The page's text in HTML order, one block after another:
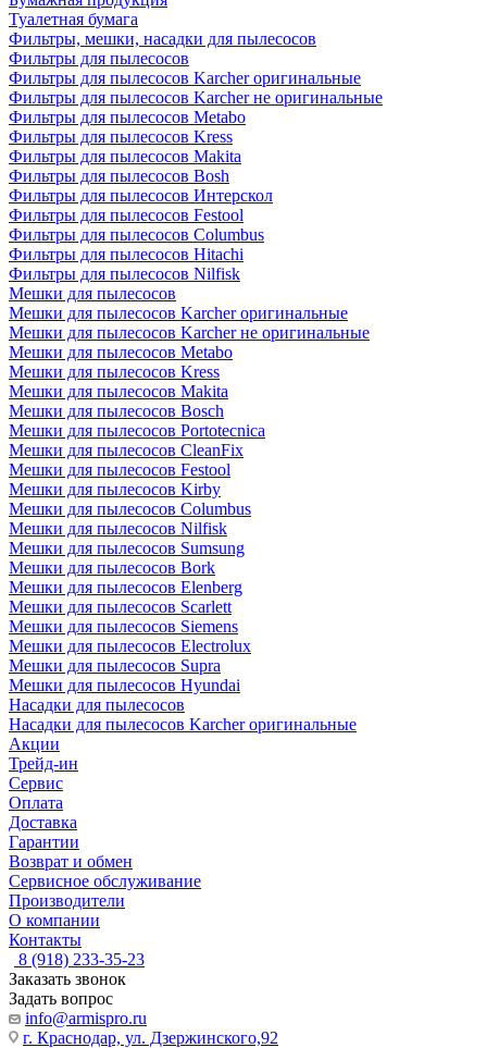
Туалетная бумага
Фильтры, мешки, насадки для пылесосов
Фильтры для пылесосов
Фильтры для пылесосов Karcher оригинальные
Фильтры для пылесосов Karcher не оригинальные
Фильтры для пылесосов Metabo
Фильтры для пылесосов Kress
Фильтры для пылесосов Makita
Фильтры для пылесосов Bosh
Фильтры для пылесосов Интерскол
Фильтры для пылесосов Festool
Фильтры для пылесосов Columbus
Фильтры для пылесосов Hitachi
Фильтры для пылесосов Nilfisk
Мешки для пылесосов
Мешки для пылесосов Karcher оригинальные
Мешки для пылесосов Karcher не оригинальные
Мешки для пылесосов Metabo
Мешки для пылесосов Kress
Мешки для пылесосов Makita
Мешки для пылесосов Bosch
Мешки для пылесосов Portotecnica
Мешки для пылесосов CleanFix
Мешки для пылесосов Festool
Мешки для пылесосов Kirby
Мешки для пылесосов Columbus
Мешки для пылесосов Nilfisk
Мешки для пылесосов Sumsung
Мешки для пылесосов Bork
Мешки для пылесосов Elenberg
Мешки для пылесосов Scarlett
Мешки для пылесосов Siemens
Мешки для пылесосов Electrolux
Мешки для пылесосов Supra
Мешки для пылесосов Hyundai
Насадки для пылесосов
Насадки для пылесосов Karcher оригинальные
Акции
Трейд-ин
Сервис
Оплата
Доставка
Гарантии
Возврат и обмен
Сервисное обслуживание
Производители
О компании
Контакты
8 (918) 233-35-23
Заказать звонок
Задать вопрос
info@armispro.ru
г. Краснодар, ул. Дзержинского,92